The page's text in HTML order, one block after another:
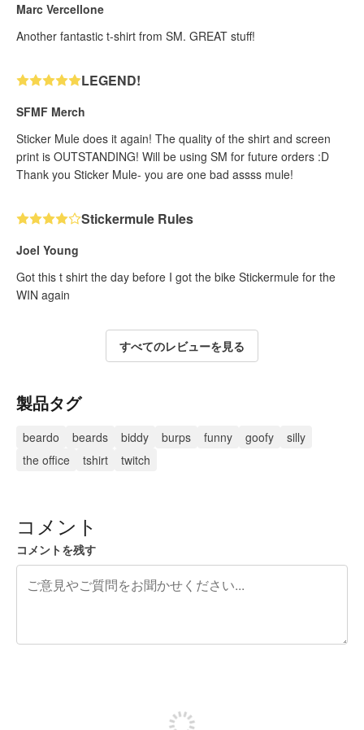
Marc Vercellone
Another fantastic t-shirt from SM. GREAT stuff!
LEGEND!
SFMF Merch
Sticker Mule does it again! The quality of the shirt and screen
print is OUTSTANDING! Will be using SM for future orders :D
Thank you Sticker Mule- you are one bad assss mule!
Stickermule Rules
Joel Young
Got this t shirt the day before I got the bike Stickermule for the
WIN again
すべてのレビューを見る
製品タグ
beardo beards biddy burps funny goofy
silly
the office
tshirt twitch
コメント
コメントを残す